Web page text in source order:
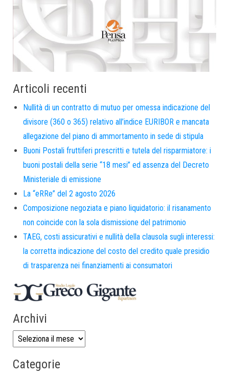
Articoli recenti
Nullità di un contratto di mutuo per omessa indicazione del
divisore (360 o 365) relativo all’indice EURIBOR e mancata
allegazione del piano di ammortamento in sede di stipula
Buoni Postali fruttiferi prescritti e tutela del risparmiatore: i
buoni postali della serie “18 mesi” ed assenza del Decreto
Ministeriale di emissione
La “eRRe” del 2 agosto 2026
Composizione negoziata e piano liquidatorio: il risanamento
non coincide con la sola dismissione del patrimonio
TAEG, costi assicurativi e nullità della clausola sugli interessi:
la corretta indicazione del costo del credito quale presidio
di trasparenza nei finanziamenti ai consumatori
Archivi
Categorie